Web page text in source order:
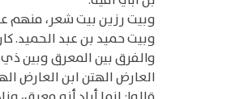
وبيت رزين بيت شعر، منهم
وبيت حميد بن عبد الحميد.
والفرق بين المعرق وبين
العارض الهتن ابن العارض